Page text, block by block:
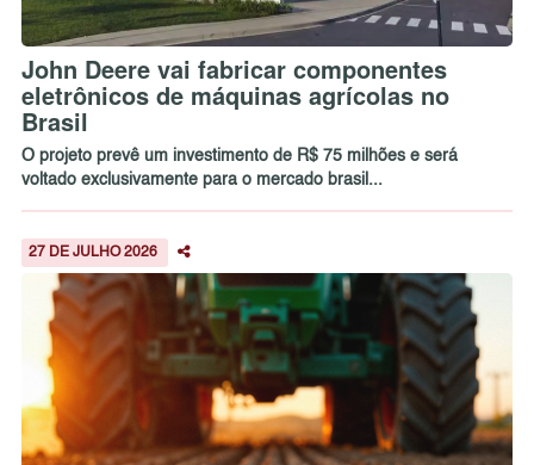
John Deere vai fabricar componentes
eletrônicos de máquinas agrícolas no
Brasil
O projeto prevê um investimento de R$ 75 milhões e será
voltado exclusivamente para o mercado brasil...
27 DE JULHO 2026